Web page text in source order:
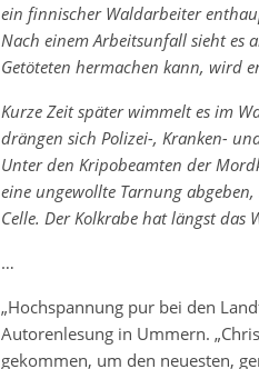
ein finnischer Waldarbeiter
Nach einem Arbeitsunfall sieht es
Getöteten hermachen kann, wird
Kurze Zeit später wimmelt es im
drängen sich Polizei-, Kranken-
Unter den Kripobeamten der
eine ungewollte Tarnung
Celle. Der Kolkrabe hat längst das
…
„Hochspannung pur bei den
Autorenlesung in Ummern.
gekommen, um den neuesten,